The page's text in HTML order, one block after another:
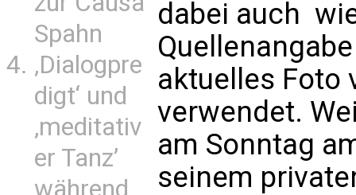
Spahn
‚Dialogpre
digt‘ und
‚meditativ
er Tanz’
während
dabei auch 
aktuelles Foto
verwendet.
am Sonntag
seinem